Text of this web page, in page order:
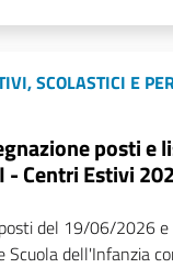
SCOLASTICI E
posti e
- Centri Estivi
del 19/06/2026
Scuola dell'Infanzia